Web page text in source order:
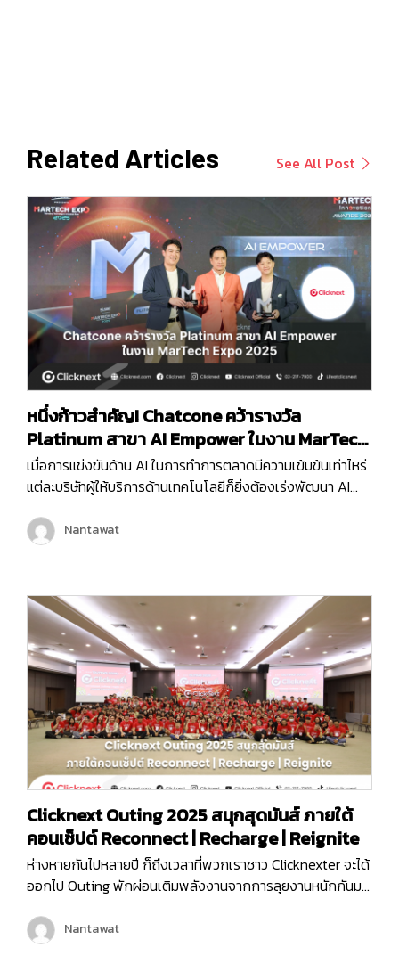
Related Articles See All Post
หนึ่งก้าวสำคัญ! Chatcone คว้ารางวัล
Platinum สาขา AI Empower ในงาน MarTech
Expo 2025
เมื่อการแข่งขันด้าน AI ในการทำการตลาดมีความเข้มข้นเท่าไหร่
แต่ละบริษัทผู้ให้บริการด้านเทคโนโลยีก็ยิ่งต้องเร่งพัฒนา AI
ขึ้น และครั้งนี้ถือเป็นอีกหนึ่งก้าวสำคัญของบริษัท คลิกเน็กซ์
เทคโนโลยี จำกัด เพราะ Chatcone ของเรา คว้ารางวัล AI
Nantawat
Clicknext Outing 2025 สนุกสุดมันส์ ภายใต้
คอนเซ็ปต์ Reconnect | Recharge | Reignite
ห่างหายกันไปหลายปี ก็ถึงเวลาที่พวกเราชาว Clicknexter จะได้
ออกไป Outing พักผ่อนเติมพลังงานจากการลุยงานหนักกันมา
พวกเรายังมีกิจกรรมมากมายทั้งช่วงกลางวันและกลางคืน เพื่อ
ให้พนักงานได้กระชับมิตร เติมเต็มพลังงาน จุดไฟแห่งการ
Nantawat